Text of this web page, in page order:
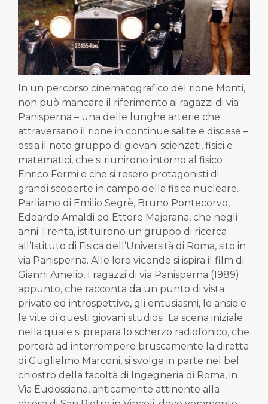
In un percorso cinematografico del rione Monti,
non può mancare il riferimento ai ragazzi di via
Panisperna – una delle lunghe arterie che
attraversano il rione in continue salite e discese –
ossia il noto gruppo di giovani scienzati, fisici e
matematici, che si riunirono intorno al fisico
Enrico Fermi e che si resero protagonisti di
grandi scoperte in campo della fisica nucleare.
Parliamo di Emilio Segrè, Bruno Pontecorvo,
Edoardo Amaldi ed Ettore Majorana, che negli
anni Trenta, istituirono un gruppo di ricerca
all’Istituto di Fisica dell’Università di Roma, sito in
via Panisperna. Alle loro vicende si ispira il film di
Gianni Amelio, I ragazzi di via Panisperna (1989)
appunto, che racconta da un punto di vista
privato ed introspettivo, gli entusiasmi, le ansie e
le vite di questi giovani studiosi. La scena iniziale
nella quale si prepara lo scherzo radiofonico, che
porterà ad interrompere bruscamente la diretta
di Guglielmo Marconi, si svolge in parte nel bel
chiostro della facoltà di Ingegneria di Roma, in
Via Eudossiana, anticamente attinente alla